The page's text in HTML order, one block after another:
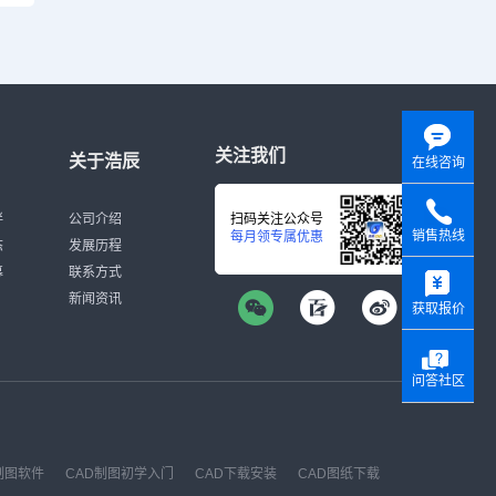
关于浩辰
公司介绍
发展历程
联系方式
新闻资讯
关注我们
扫码关注公众号
每月领专属优惠
图软件 CAD制图初学入门 CAD下载安装 CAD图纸下载
在线咨询
销售热线
获取报价
问答社区